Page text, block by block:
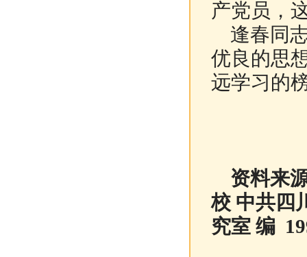
产党员，
逢春同
优良的思
远学习的
资料来
校 中共四
究室 编